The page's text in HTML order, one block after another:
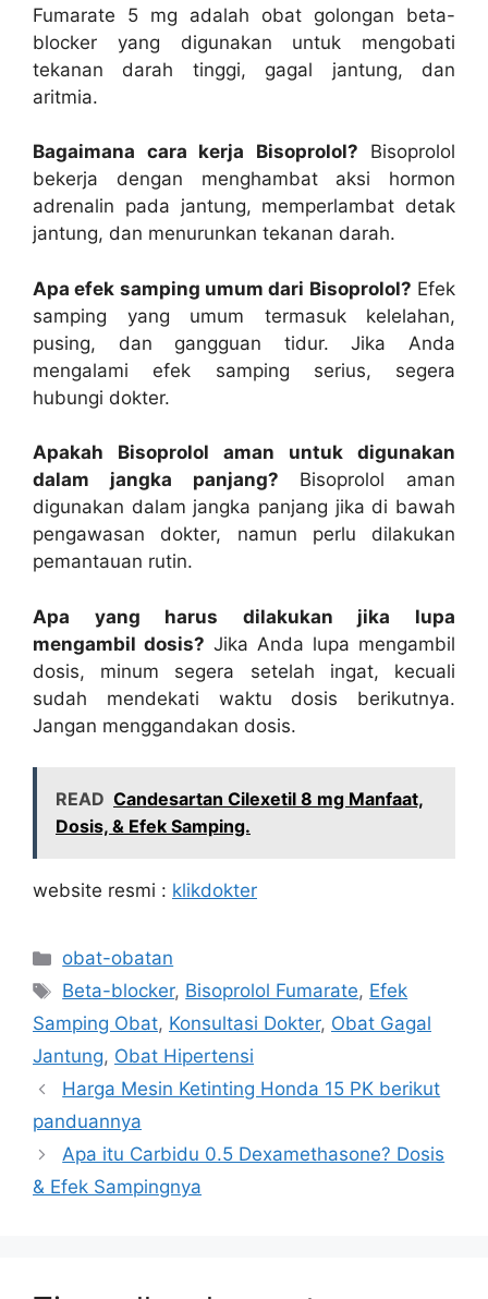
Fumarate 5 mg adalah obat golongan beta-
blocker yang digunakan untuk mengobati
tekanan darah tinggi, gagal jantung, dan
aritmia.
Bagaimana cara kerja Bisoprolol? Bisoprolol
bekerja dengan menghambat aksi hormon
adrenalin pada jantung, memperlambat detak
jantung, dan menurunkan tekanan darah.
Apa efek samping umum dari Bisoprolol? Efek
samping yang umum termasuk kelelahan,
pusing, dan gangguan tidur. Jika Anda
mengalami efek samping serius, segera
hubungi dokter.
Apakah Bisoprolol aman untuk digunakan
dalam jangka panjang? Bisoprolol aman
digunakan dalam jangka panjang jika di bawah
pengawasan dokter, namun perlu dilakukan
pemantauan rutin.
Apa yang harus dilakukan jika lupa
mengambil dosis? Jika Anda lupa mengambil
dosis, minum segera setelah ingat, kecuali
sudah mendekati waktu dosis berikutnya.
Jangan menggandakan dosis.
READ Candesartan Cilexetil 8 mg Manfaat,
Dosis, & Efek Samping.
website resmi : klikdokter
Kategori
obat-obatan
Tag
Beta-blocker, Bisoprolol Fumarate, Efek
Samping Obat, Konsultasi Dokter, Obat Gagal
Jantung, Obat Hipertensi
Harga Mesin Ketinting Honda 15 PK berikut
panduannya
Apa itu Carbidu 0.5 Dexamethasone? Dosis
& Efek Sampingnya